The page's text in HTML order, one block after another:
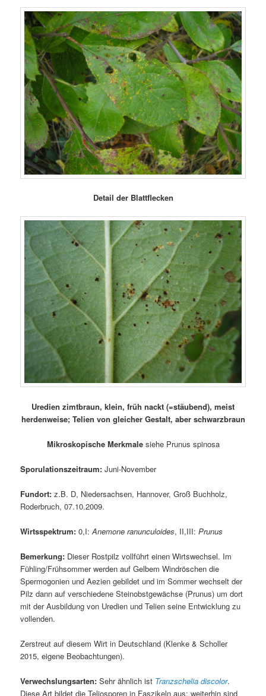
Detail der Blattflecken
Uredien zimtbraun, klein, früh nackt (=stäubend), meist
herdenweise; Telien von gleicher Gestalt, aber schwarzbraun
Mikroskopische Merkmale siehe Prunus spinosa
Sporulationszeitraum: Juni-November
Fundort: z.B. D, Niedersachsen, Hannover, Groß Buchholz,
Roderbruch, 07.10.2009.
Wirtsspektrum:0,I:Anemone ranunculoides, II,III:Prunus
Bemerkung: Dieser Rostpilz vollführt einen Wirtswechsel. Im
Fühling/Frühsommer werden auf Gelbem Windröschen die
Spermogonien und Aezien gebildet und im Sommer wechselt der
Pilz dann auf verschiedene Steinobstgewächse (Prunus) um dort
mit der Ausbildung von Uredien und Telien seine Entwicklung zu
vollenden.
Zerstreut auf diesem Wirt in Deutschland (Klenke & Scholler
2015, eigene Beobachtungen).
Verwechslungsarten: Sehr ähnlich ist Tranzschelia discolor.
Diese Art bildet die Teliosporen in Faszikeln aus; weiterhin sind